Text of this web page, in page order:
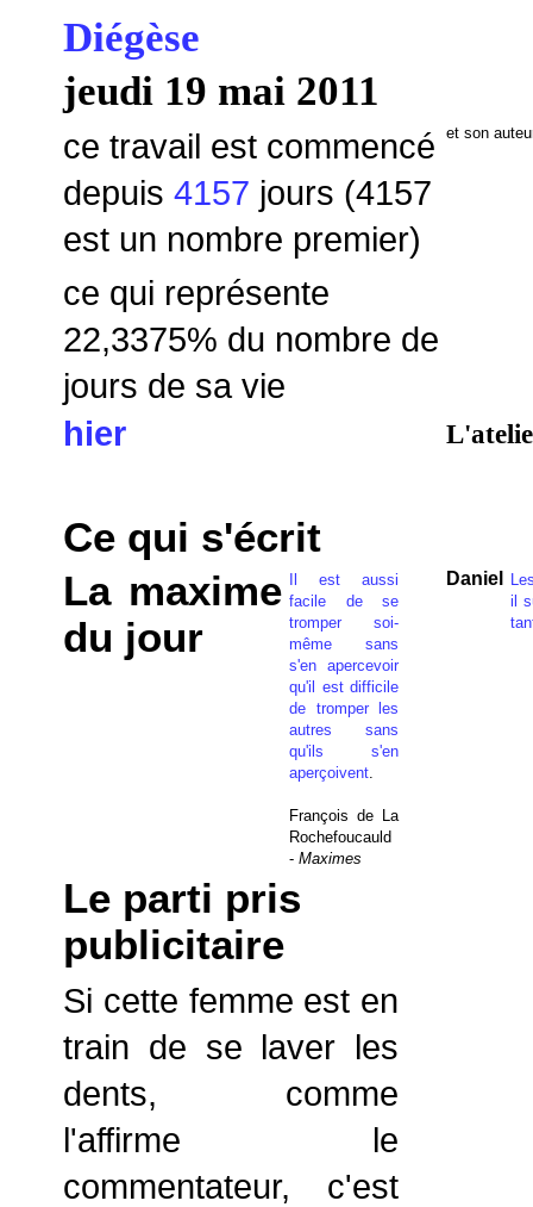
Diégèse
jeudi 19 mai 2011
ce travail est commencé
depuis 4157 jours (4157
est un nombre premier)
et son
ce qui représente
22,3375% du nombre de
jours de sa vie
hier
Ce qui s'écrit
La maxime
du jour
Il est aussi
facile de se
tromper soi-
même sans
s'en apercevoir
qu'il est difficile
de tromper les
autres sans
qu'ils s'en
aperçoivent.
François de La
Rochefoucauld
- Maximes
Daniel
il
Le parti pris
publicitaire
Si cette femme est en
train de se laver les
dents, comme
l'affirme le
commentateur, c'est